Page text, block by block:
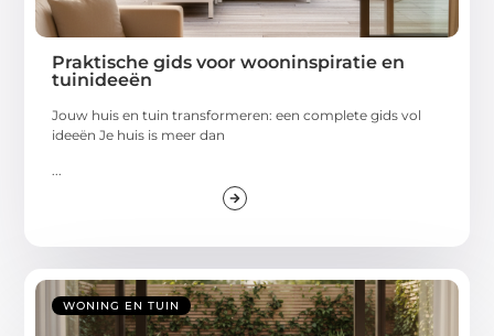
Praktische gids voor wooninspiratie en
tuinideeën
Jouw huis en tuin transformeren: een complete gids vol
ideeën Je huis is meer dan
...
WONING EN TUIN